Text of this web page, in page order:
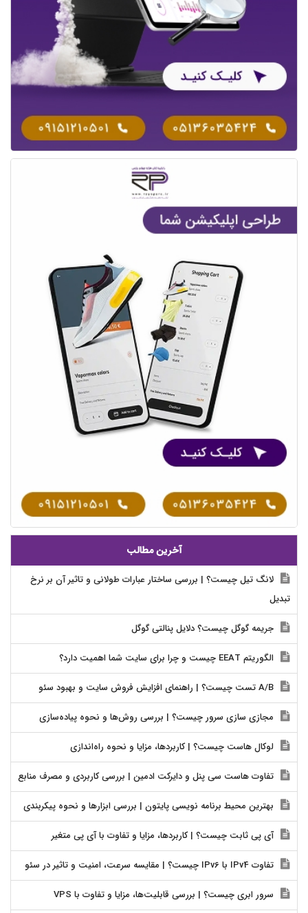
آخرین مطالب
لانگ تیل چیست؟ | بررسی ساختار عبارات طولانی و تاثیر آن بر نرخ
تبدیل
جریمه گوگل چیست؟ دلایل پنالتی گوگل
الگوریتم EEAT چیست و چرا برای سایت شما اهمیت دارد؟
مجازی سازی سرور چیست؟ | بررسی روش‌ها و نحوه پیاده‌سازی
لوکال هاست چیست؟ | کاربردها، مزایا و نحوه راه‌اندازی
تفاوت هاست سی پنل و دایرکت ادمین | بررسی کاربردی و مصرف منابع
بهترین محیط برنامه نویسی پایتون | بررسی ابزارها و نحوه پیکربندی
آی پی ثابت چیست؟ | کاربردها، مزایا و تفاوت با آی پی متغیر
تفاوت IPv4 با IPv6 چیست؟ | مقایسه سرعت، امنیت و تاثیر در سئو
سرور ابری چیست؟ | بررسی قابلیت‌ها، مزایا و تفاوت با VPS